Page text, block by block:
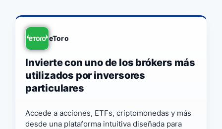
eToro
Invierte con uno de los brókers más
utilizados por inversores
particulares
Accede a acciones, ETFs, criptomonedas y más
desde una plataforma intuitiva diseñada para